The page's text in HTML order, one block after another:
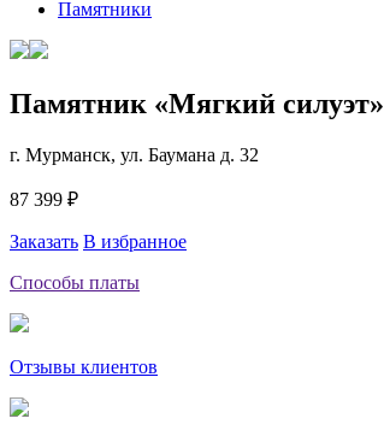
Памятники
Памятник «Мягкий силуэт»
г. Мурманск, ул. Баумана д. 32
87 399 ₽
Заказать В избранное
Способы платы
Отзывы клиентов